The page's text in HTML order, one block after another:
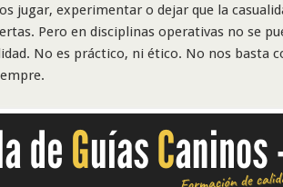
jugar, experimentar o dejar que la
Pero en disciplinas operativas no se
No es práctico, ni ético. No nos basta